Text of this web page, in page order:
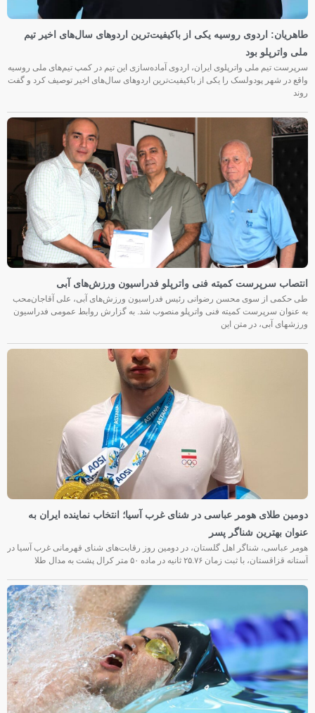
طاهریان: اردوی روسیه یکی از باکیفیت‌ترین اردوهای سال‌های اخیر تیم
ملی واترپلو بود
سرپرست تیم ملی واترپلوی ایران، اردوی آماده‌سازی این تیم در کمپ تیم‌های ملی روسیه
واقع در شهر پودولسک را یکی از باکیفیت‌ترین اردوهای سال‌های اخیر توصیف کرد و گفت
روند
انتصاب سرپرست کمیته فنی واترپلو فدراسیون ورزش‌های آبی
طی حکمی از سوی محسن رضوانی رئیس فدراسیون ورزش‌های آبی، علی آقاجان‌محب
به عنوان سرپرست کمیته فنی واترپلو منصوب شد. به گزارش روابط عمومی فدراسیون
ورزشهای آبی، در متن این
دومین طلای هومر عباسی در شنای غرب آسیا؛ انتخاب نماینده ایران به
عنوان بهترین شناگر پسر
هومر عباسی، شناگر اهل گلستان، در دومین روز رقابت‌های شنای قهرمانی غرب آسیا در
آستانه قزاقستان، با ثبت زمان ۲۵.۷۶ ثانیه در ماده ۵۰ متر کرال پشت به مدال طلا